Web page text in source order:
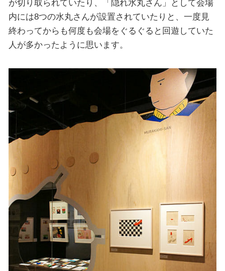
が切り取られていたり、「隠れ水丸さん」として会場
内には8つの水丸さんが設置されていたりと、一度見
終わってからも何度も会場をぐるぐると回遊していた
人が多かったように思います。